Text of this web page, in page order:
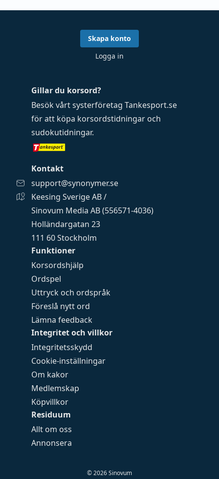
Funktioner
Korsordshjälp
Ordspel
Uttryck och ordspråk
Föreslå nytt ord
Lämna feedback
Integritet och villkor
Integritetsskydd
Cookie-inställningar
Om kakor
Medlemskap
Köpvillkor
Residuum
Allt om oss
Annonsera
Gillar du korsord?
Besök vårt systerföretag Tankesport.se
för att köpa korsordstidningar och
sudokutidningar.
Kontakt
support@synonymer.se
Keesing Sverige AB /
Sinovum Media AB (556571-4036)
Holländargatan 23
111 60 Stockholm
Skapa konto
Logga in
©2026Sinovum